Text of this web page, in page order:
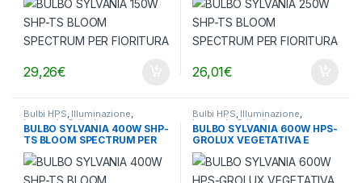
29,26€ 26,01€
Bulbi HPS, Illuminazione,
Lampade Orticultura
BULBO SYLVANIA 400W SHP-
TS BLOOM SPECTRUM PER
FIORITURA
Bulbi HPS, Illuminazione,
Lampade Orticultura
BULBO SYLVANIA 600W HPS-
GROLUX VEGETATIVA E
FIORITURA